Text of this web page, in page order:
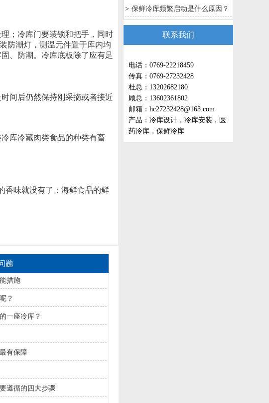
少钱是如何计算
> 保鲜冷库频繁启动是什么原因？
联系我们
电话：0769-22218459
传真：0769-27232428
杜总：13202682180
顾总：13602361802
邮箱：hc27232428@163.com
产品：冷库设计，冷库安装，医
药冷库，保鲜冷库
；冷库门要装锁和把手，同时
防潮灯，测温元件置于库内均
、防潮。冷库底板除了应有足
间后仍然保持刚采摘或者接近
库冷藏肉类食品的种类有畜
香味就没有了；海鲜食品的鲜
题
措施
？
一座冷库？
有保障
遵循的四大步骤